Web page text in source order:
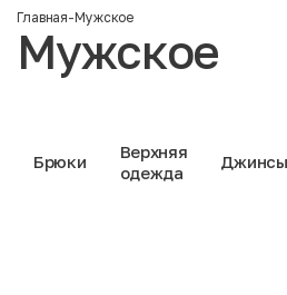
Главная-Мужское
Мужское
Брюки
Верхняя
одежда
Джинсы